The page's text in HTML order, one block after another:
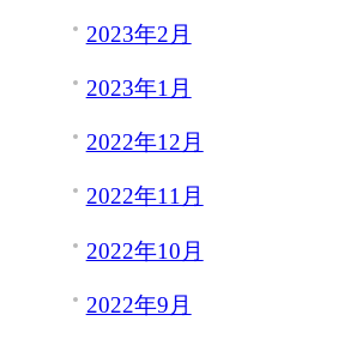
2023年2月
2023年1月
2022年12月
2022年11月
2022年10月
2022年9月